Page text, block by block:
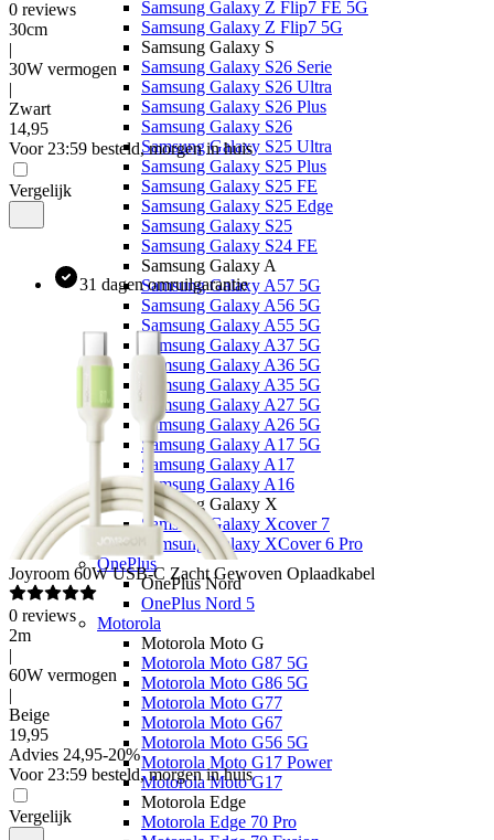
Samsung Galaxy Z Flip7 FE 5G
Samsung Galaxy Z Flip7 5G
Samsung Galaxy S
Samsung Galaxy S26 Serie
Samsung Galaxy S26 Ultra
Samsung Galaxy S26 Plus
Samsung Galaxy S26
Samsung Galaxy S25 Ultra
Samsung Galaxy S25 Plus
Samsung Galaxy S25 FE
Samsung Galaxy S25 Edge
Samsung Galaxy S25
Samsung Galaxy S24 FE
Samsung Galaxy A
Samsung Galaxy A57 5G
Samsung Galaxy A56 5G
Samsung Galaxy A55 5G
Samsung Galaxy A37 5G
Samsung Galaxy A36 5G
Samsung Galaxy A35 5G
Samsung Galaxy A27 5G
Samsung Galaxy A26 5G
Samsung Galaxy A17 5G
Samsung Galaxy A17
Samsung Galaxy A16
Samsung Galaxy X
Samsung Galaxy Xcover 7
Samsung Galaxy XCover 6 Pro
OnePlus
OnePlus Nord
OnePlus Nord 5
Motorola
Motorola Moto G
Motorola Moto G87 5G
Motorola Moto G86 5G
Motorola Moto G77
Motorola Moto G67
Motorola Moto G56 5G
Motorola Moto G17 Power
Motorola Moto G17
Motorola Edge
Motorola Edge 70 Pro
0 reviews
30cm
|
30W vermogen
|
Zwart
14,95
Voor 23:59 besteld, morgen in huis
Vergelijk
31 dagen omruilgarantie
Joyroom 60W USB-C Zacht Gewoven Oplaadkabel
0 reviews
2m
|
60W vermogen
|
Beige
19,95
Advies 24,95-20%
Voor 23:59 besteld, morgen in huis
Vergelijk